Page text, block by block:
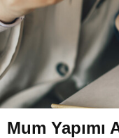
Mum Yapımı